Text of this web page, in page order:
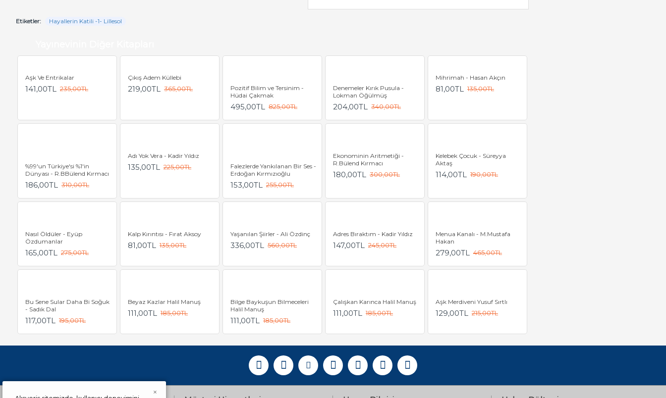
Etiketler: Hayallerin Katili -1- Lillesol
Aşk Ve Entrikalar
141,00TL 235,00TL
Çıkış Adem Küllebi
219,00TL 365,00TL
Pozitif Bilim ve Tersinim -
Hüdai Çakmak
495,00TL 825,00TL
Denemeler Kırık Pusula -
Lokman Öğülmüş
204,00TL 340,00TL
Mihrimah - Hasan Akçın
81,00TL 135,00TL
%99'un Türkiye'si %1'in
Dünyası - R.BBülend Kırmacı
186,00TL 310,00TL
Adı Yok Vera - Kadir Yıldız
135,00TL 225,00TL
Falezlerde Yankılanan Bir Ses -
Erdoğan Kırmızıoğlu
153,00TL 255,00TL
Ekonominin Aritmetiği -
R.Bülend Kırmacı
180,00TL 300,00TL
Kelebek Çocuk - Süreyya
Aktaş
114,00TL 190,00TL
Nasıl Öldüler - Eyüp
Özdumanlar
165,00TL 275,00TL
Kalp Kırıntısı - Fırat Aksoy
81,00TL 135,00TL
Yaşanılan Şiirler - Ali Özdinç
336,00TL 560,00TL
Adres Bıraktım - Kadir Yıldız
147,00TL 245,00TL
Menua Kanalı - M.Mustafa
Hakan
279,00TL 465,00TL
Bu Sene Sular Daha Bi Soğuk
- Sadık Dal
117,00TL 195,00TL
Beyaz Kazlar Halil Manuş
111,00TL 185,00TL
Bilge Baykuşun Bilmeceleri
Halil Manuş
111,00TL 185,00TL
Çalışkan Karınca Halil Manuş
111,00TL 185,00TL
Aşk Merdiveni Yusuf Sırtlı
129,00TL 215,00TL
×